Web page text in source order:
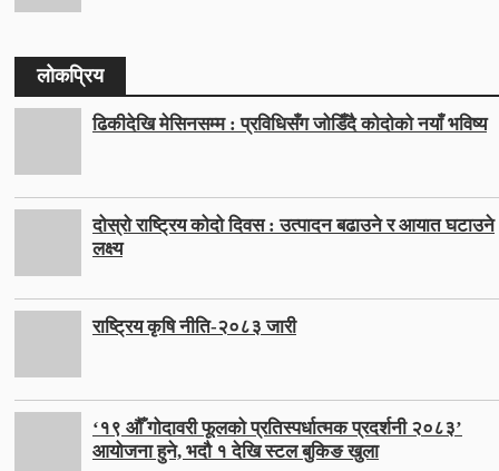
लोकप्रिय
ढिकीदेखि मेसिनसम्म : प्रविधिसँग जोडिँदै कोदोको नयाँ भविष्य
दोस्रो राष्ट्रिय कोदो दिवस : उत्पादन बढाउने र आयात घटाउने
लक्ष्य
राष्ट्रिय कृषि नीति-२०८३ जारी
‘१९ औँ गोदावरी फूलको प्रतिस्पर्धात्मक प्रदर्शनी २०८३’
आयोजना हुने, भदौ १ देखि स्टल बुकिङ खुला